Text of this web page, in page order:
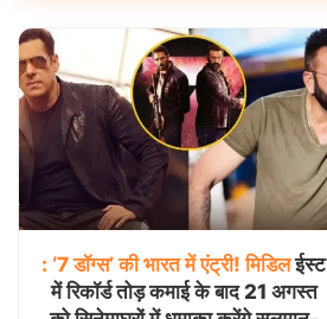
: ‘7 डॉग्स’ की भारत में एंट्री! मिडिलईस्ट
में रिकॉर्ड तोड़ कमाई के बाद 21 अगस्त